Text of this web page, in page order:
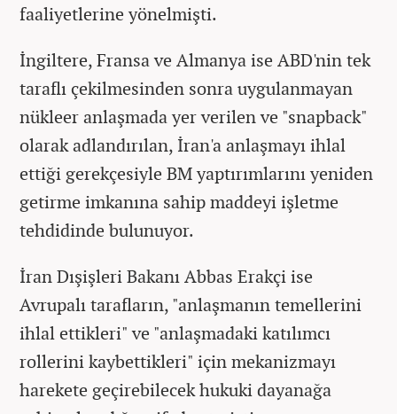
faaliyetlerine yönelmişti.
İngiltere, Fransa ve Almanya ise ABD'nin tek
taraflı çekilmesinden sonra uygulanmayan
nükleer anlaşmada yer verilen ve "snapback"
olarak adlandırılan, İran'a anlaşmayı ihlal
ettiği gerekçesiyle BM yaptırımlarını yeniden
getirme imkanına sahip maddeyi işletme
tehdidinde bulunuyor.
İran Dışişleri Bakanı Abbas Erakçi ise
Avrupalı tarafların, "anlaşmanın temellerini
ihlal ettikleri" ve "anlaşmadaki katılımcı
rollerini kaybettikleri" için mekanizmayı
harekete geçirebilecek hukuki dayanağa